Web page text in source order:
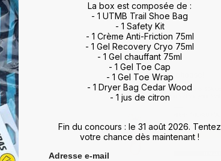
La box est composée de :
- 1 UTMB Trail Shoe Bag
- 1 Safety Kit
- 1 Crème Anti-Friction 75ml
- 1 Gel Recovery Cryo 75ml
- 1 Gel chauffant 75ml
- 1 Gel Toe Cap
- 1 Gel Toe Wrap
- 1 Dryer Bag Cedar Wood
- 1 jus de citron
Fin du concours : le 31 août 2026. Tentez
votre chance dès maintenant !
Adresse e-mail